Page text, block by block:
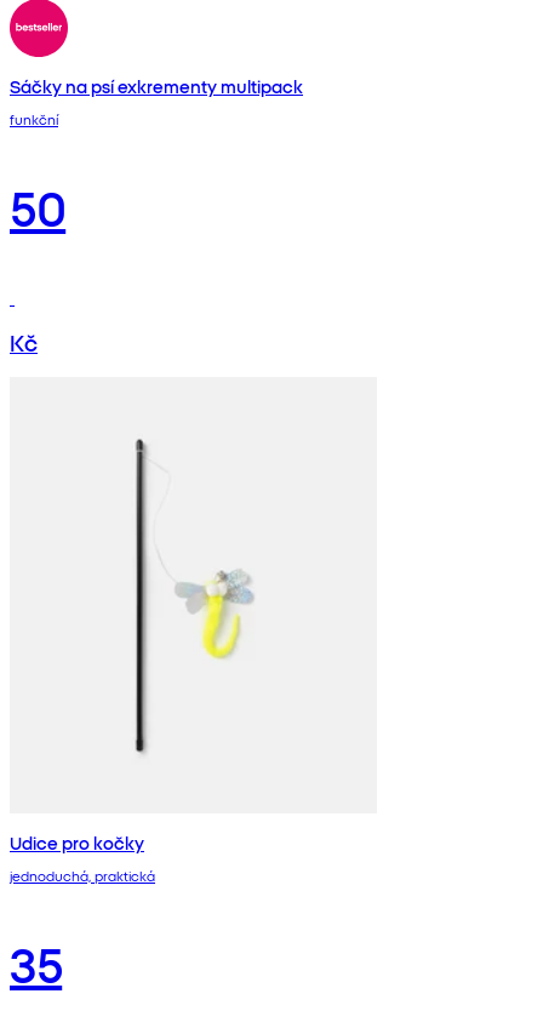
Sáčky na psí exkrementy multipack
funkční
50
Kč
Udice pro kočky
jednoduchá, praktická
35